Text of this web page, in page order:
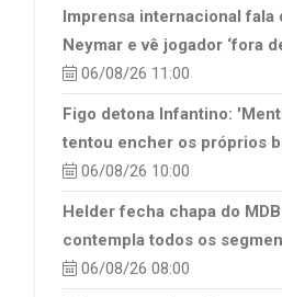
Imprensa internacional fala
Neymar e vê jogador ‘fora
06/08/26 11:00
Figo detona Infantino:
tentou encher os próprios
06/08/26 10:00
Helder fecha chapa do
contempla todos os
06/08/26 08:00